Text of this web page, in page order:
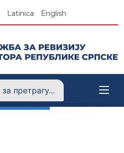
Latinica English